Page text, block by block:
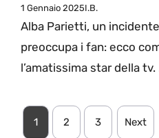
1 Gennaio 2025I.B.
Alba Parietti, un
preoccupa i fan: ecco
l’amatissima star della tv.
1 2 3 Next